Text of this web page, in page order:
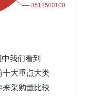
我们看到
十大重点大类
来采购量比较